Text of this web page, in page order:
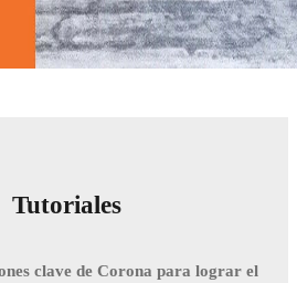
Tutoriales
clave de Corona para lograr el